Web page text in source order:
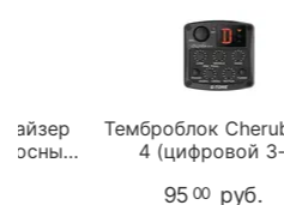
Темброблок Cherub GT-
4 (цифровой 3-х
00 руб.